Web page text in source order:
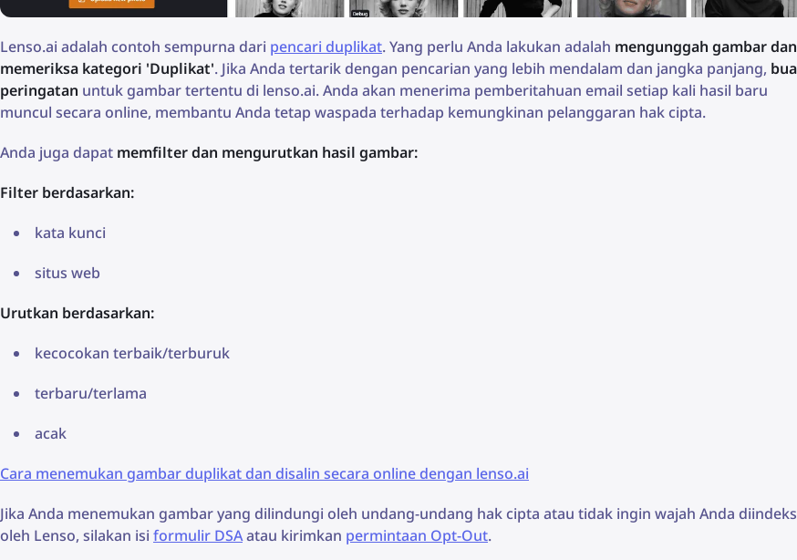
Lenso.ai adalah contoh sempurna dari pencari duplikat. Yang perlu Anda lakukan adalah mengunggah gambar dan
memeriksa kategori 'Duplikat'. Jika Anda tertarik dengan pencarian yang lebih mendalam dan jangka panjang,
peringatan untuk gambar tertentu di lenso.ai. Anda akan menerima pemberitahuan email setiap kali hasil baru
muncul secara online, membantu Anda tetap waspada terhadap kemungkinan pelanggaran hak cipta.
Anda juga dapat memfilter dan mengurutkan hasil gambar:
Filter berdasarkan:
kata kunci
situs web
Urutkan berdasarkan:
kecocokan terbaik/terburuk
terbaru/terlama
acak
Cara menemukan gambar duplikat dan disalin secara online dengan lenso.ai
Jika Anda menemukan gambar yang dilindungi oleh undang-undang hak cipta atau tidak ingin wajah Anda diindeks
oleh Lenso, silakan isi formulir DSAatau kirimkan permintaan Opt-Out.